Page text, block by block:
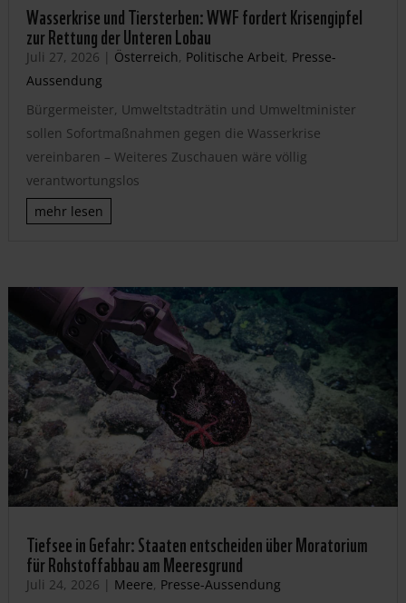
Wasserkrise und Tiersterben: WWF fordert Krisengipfel
zur Rettung der Unteren Lobau
Juli 27, 2026 | Österreich, Politische Arbeit, Presse-
Aussendung
Bürgermeister, Umweltstadträtin und Umweltminister
sollen Sofortmaßnahmen gegen die Wasserkrise
vereinbaren – Weiteres Zuschauen wäre völlig
verantwortungslos
mehr lesen
Tiefsee in Gefahr: Staaten entscheiden über Moratorium
für Rohstoffabbau am Meeresgrund
Juli 24, 2026 | Meere, Presse-Aussendung